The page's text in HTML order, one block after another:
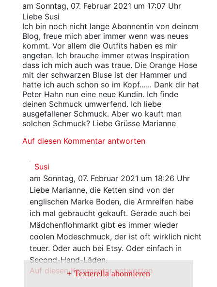
am Sonntag, 07. Februar 2021 um 17:07 Uhr
Liebe Susi
Ich bin noch nicht lange Abonnentin von deinem
Blog, freue mich aber immer wenn was neues
kommt. Vor allem die Outfits haben es mir
angetan. Ich brauche immer etwas Inspiration
dass ich mich auch was traue. Die Orange Hose
mit der schwarzen Bluse ist der Hammer und
hatte ich auch schon so im Kopf…... Dank dir hat
Peter Hahn nun eine neue Kundin. Ich finde
deinen Schmuck umwerfend. Ich liebe
ausgefallener Schmuck. Aber wo kauft man
solchen Schmuck? Liebe Grüsse Marianne
Auf diesen Kommentar antworten
Susi
am Sonntag, 07. Februar 2021 um 18:26 Uhr
Liebe Marianne, die Ketten sind von der
englischen Marke Boden, die Armreifen habe
ich mal gebraucht gekauft. Gerade auch bei
Mädchenflohmarkt gibt es immer wieder
coolen Modeschmuck, der ist oft wirklich nicht
teuer. Oder auch bei Etsy. Oder einfach in
Second-Hand-Läden.
Auf diesen Kommentar antworten
Texterella abonnieren